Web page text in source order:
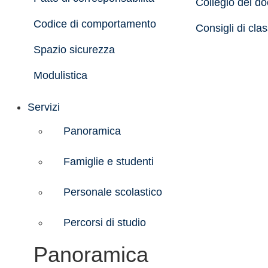
Codice di comportamento
Spazio sicurezza
Modulistica
Consigli di
Servizi
Panoramica
Famiglie e studenti
Personale scolastico
Percorsi di studio
Panoramica